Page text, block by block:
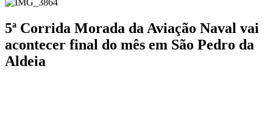
5ª Corrida Morada da Aviação Naval vai
acontecer final do mês em São Pedro da
Aldeia